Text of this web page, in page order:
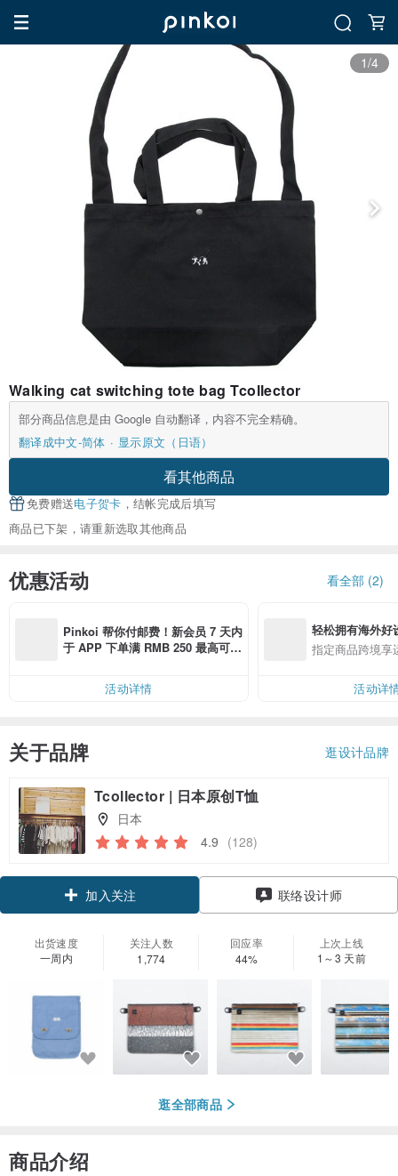
1/4
Walking cat switching tote bag Tcollector
部分商品信息是由 Google 自动翻译，内容不完全精确。
翻译成中文-简体
显示原文（日语）
看其他商品
免费赠送电子贺卡 ，结帐完成后填写
商品已下架，请重新选取其他商品
优惠活动 看全部 (2)
Pinkoi 帮你付邮费！新会员 7 天内
于 APP 下单满 RMB 250 最高可折
活动详情
轻松拥有海外好
指定商品跨境享
活动详
关于品牌 逛设计品牌
Tcollector | 日本原创T恤
日本
4.9 (128)
加入关注 联络设计师
出货速度
一周内
关注人数
1,774
回应率
44%
上次上线
1～3 天前
逛全部商品
商品介绍